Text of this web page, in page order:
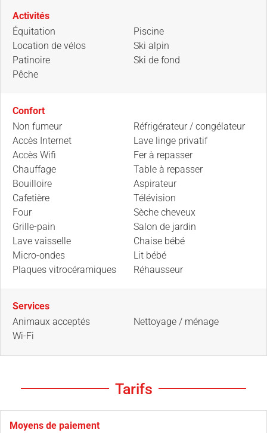
Activités
Équitation
Location de vélos
Patinoire
Pêche
Piscine
Ski alpin
Ski de fond
Confort
Non fumeur
Accès Internet
Accès Wifi
Chauffage
Bouilloire
Cafetière
Four
Grille-pain
Lave vaisselle
Micro-ondes
Plaques vitrocéramiques
Réfrigérateur / congélateur
Lave linge privatif
Fer à repasser
Table à repasser
Aspirateur
Télévision
Sèche cheveux
Salon de jardin
Chaise bébé
Lit bébé
Réhausseur
Services
Animaux acceptés
Wi-Fi
Nettoyage / ménage
Tarifs
Moyens de paiement